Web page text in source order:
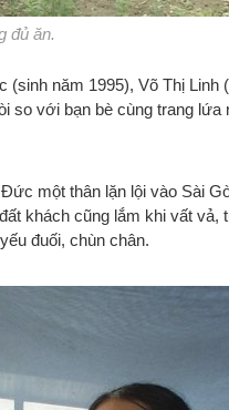
đủ ăn.
năm 1995), Võ Thị Linh
so với bạn bè cùng trang
một thân lặn lội vào Sài
khách cũng lắm khi vất vả,
đuối, chùn chân.